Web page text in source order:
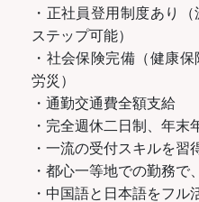
・正社員登用制度あり
ステップ可能）
・社会保険完備（健康
労災）
・通勤交通費全額支給
・完全週休二日制、年末
・一流の受付スキルを習
・都心一等地での勤務で
・中国語と日本語をフル